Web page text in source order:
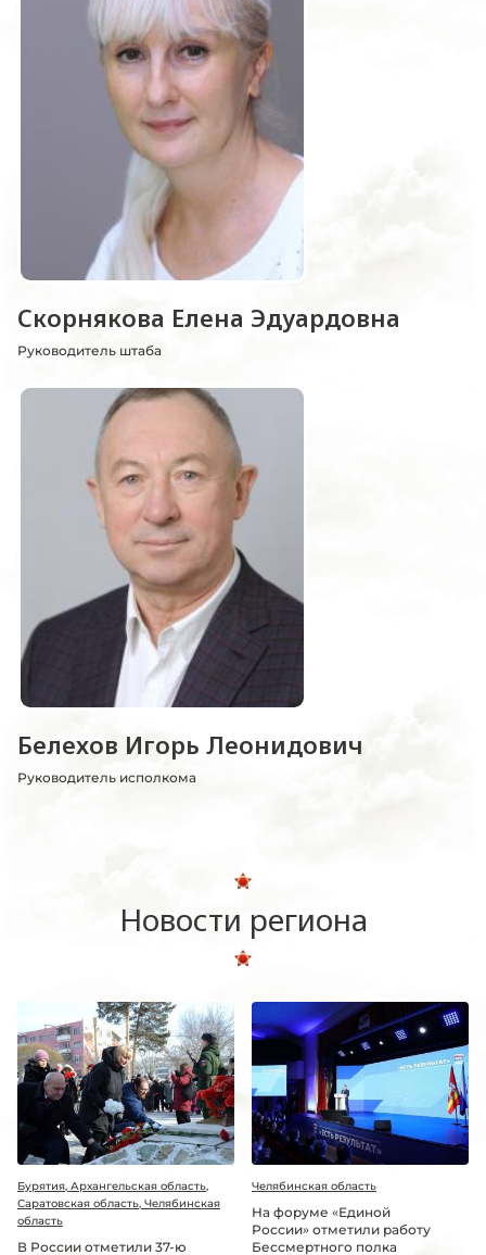
Скорнякова Елена Эдуардовна
Руководитель штаба
Белехов Игорь Леонидович
Руководитель исполкома
Новости региона
Бурятия, Архангельская область,
Саратовская область, Челябинская
область
В России отметили 37-ю
Челябинская область
На форуме «Единой
России» отметили работу
Бессмертного полка